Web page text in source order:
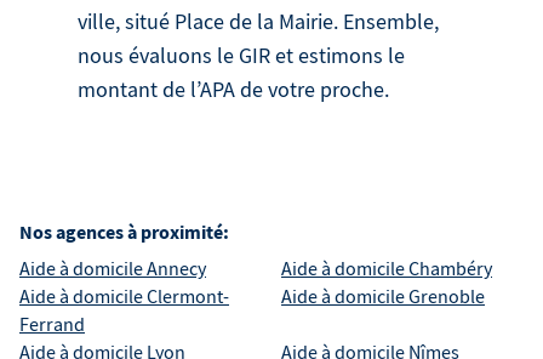
ville, situé Place de la Mairie. Ensemble,
nous évaluons le GIR et estimons le
montant de l’APA de votre proche.
Nos agences à proximité:
Aide à domicileAnnecy Aide à domicileChambéry
Aide à domicileClermont-
Ferrand
Aide à domicileGrenoble
Aide à domicile Lyon Aide à domicile Nîmes